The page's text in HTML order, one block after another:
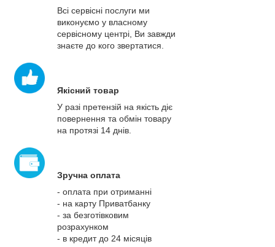
Всі сервісні послуги ми
виконуємо у власному
сервісному центрі, Ви завжди
знаєте до кого звертатися.
Якісний товар
У разі претензій на якість діє
повернення та обмін товару
на протязі 14 днів.
Зручна оплата
- оплата при отриманні
- на карту Приватбанку
- за безготівковим
розрахунком
- в кредит до 24 місяців